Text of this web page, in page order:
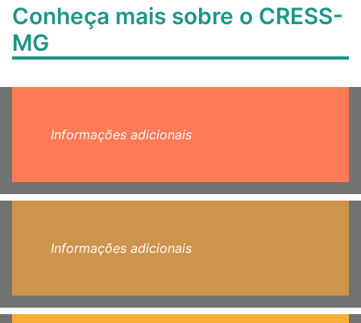
Conheça mais sobre o CRESS-
MG
Informações adicionais
Informações adicionais